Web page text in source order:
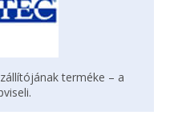
terméke – a